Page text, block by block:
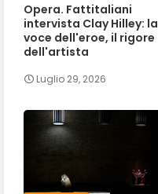
Opera. Fattitaliani
intervista Clay Hilley: la
voce dell'eroe, il rigore
dell'artista
Luglio 29, 2026